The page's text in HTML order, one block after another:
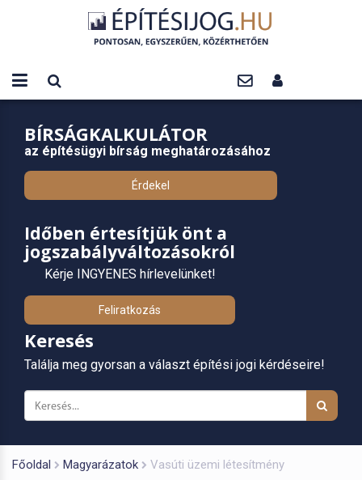
BÍRSÁGKALKULÁTOR
az építésügyi bírság meghatározásához
Érdekel
Időben értesítjük önt a
jogszabályváltozásokról
Kérje INGYENES hírlevelünket!
Feliratkozás
Keresés
Találja meg gyorsan a választ építési jogi kérdéseire!
Főoldal Magyarázatok Vasúti üzemi létesítmény